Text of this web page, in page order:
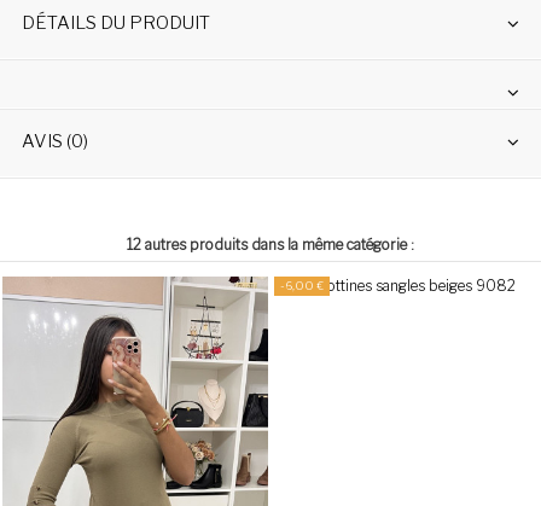
DÉTAILS DU PRODUIT
AVIS (0)
12 autres produits dans la même catégorie :
-6,00 €